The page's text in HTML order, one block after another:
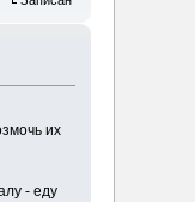
их
- еду